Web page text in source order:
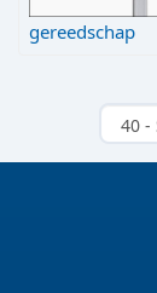
gereedschap